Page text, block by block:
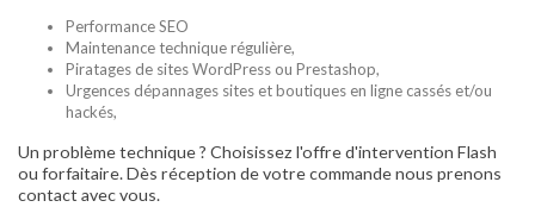
Performance SEO
Maintenance technique régulière,
Piratages de sites WordPress ou Prestashop,
Urgences dépannages sites et boutiques en ligne cassés et/ou
hackés,
Un problème technique ? Choisissez l'offre d'intervention Flash
ou forfaitaire. Dès réception de votre commande nous prenons
contact avec vous.